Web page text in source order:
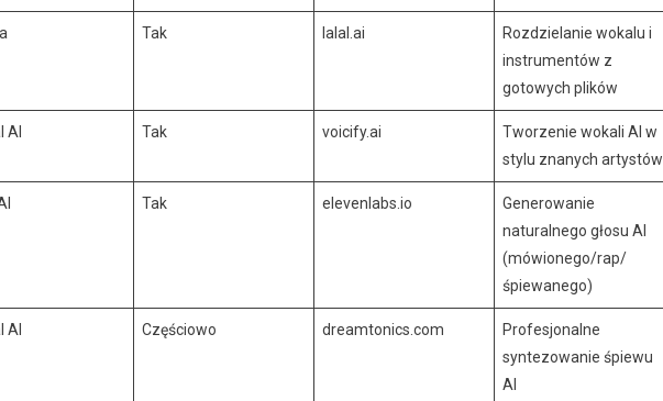
Tak lalal.ai
Rozdzielanie wokalu i
instrumentów z
gotowych plików
AI Tak voicify.ai
Tworzenie wokali AI w
stylu znanych artystów
Tak elevenlabs.io
Generowanie
naturalnego głosu AI
(mówionego/rap/
śpiewanego)
AI Częściowo dreamtonics.com
Profesjonalne
syntezowanie śpiewu
AI